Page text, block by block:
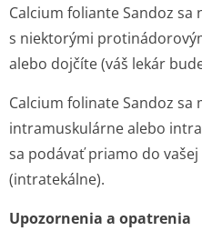
Calcium foliante Sandoz sa
s niektorými
alebo dojčíte (váš lekár
Calcium folinate Sandoz sa
intramuskulárne alebo
sa podávať priamo do
(intratekálne).
Upozornenia a opatrenia